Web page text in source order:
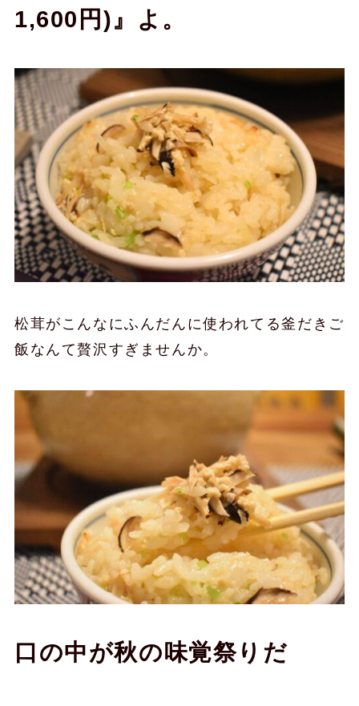
1,600円)』よ。
松茸がこんなにふんだんに使われてる釜だきご
飯なんて贅沢すぎませんか。
口の中が秋の味覚祭りだ